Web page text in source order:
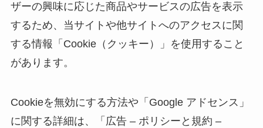
ザーの興味に応じた商品やサービスの広告を表示
するため、当サイトや他サイトへのアクセスに関
する情報「Cookie（クッキー）」を使用すること
があります。
Cookieを無効にする方法や「Google アドセンス」
に関する詳細は、「広告 – ポリシーと規約 –